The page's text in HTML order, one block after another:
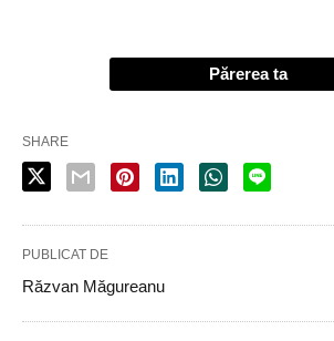
Părerea ta
SHARE
PUBLICAT DE
Răzvan Măgureanu